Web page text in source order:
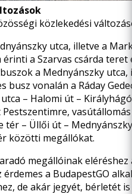
közlekedési
utca, illetve a
a Szarvas csárda
a Mednyánszky
busz vonalán a Ráday
utca – Halomi út –
tér – Üllői út –
közötti megállókat.
megállóinak eléréshez
érdemes a BudapestGO
de akár jegyét, bérletét